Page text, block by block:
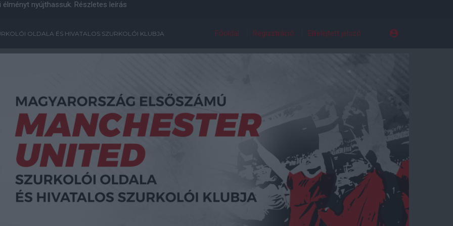
nyújthassuk. Részletes leírás
OLDALA ÉS HIVATALOS SZURKOLÓI KLUBJA Főoldal Regisztráció Elfelejtett jelszó